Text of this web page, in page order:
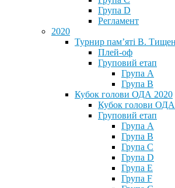
Група D
Регламент
2020
Турнир пам’яті В.
Плей-оф
Груповий етап
Група А
Група В
Кубок голови ОДА 2020
Кубок голови
Груповий етап
Група A
Група B
Група C
Група D
Група E
Група F